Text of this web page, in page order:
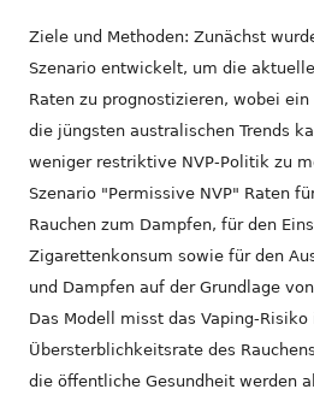
Ziele und Methoden: Zunächst
Szenario entwickelt, um die
Raten zu prognostizieren, wobei
die jüngsten australischen Trends
weniger restriktive NVP-Politik zu
Szenario "Permissive NVP" Raten
Rauchen zum Dampfen, für den
Zigarettenkonsum sowie für den
und Dampfen auf der Grundlage
Das Modell misst das Vaping-
Übersterblichkeitsrate des
die öffentliche Gesundheit werden